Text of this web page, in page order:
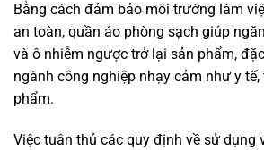
Bằng cách đảm bảo môi trường làm
an toàn, quần áo phòng sạch giúp
và ô nhiễm ngược trở lại sản phẩm,
ngành công nghiệp nhạy cảm như y
phẩm.
Việc tuân thủ các quy định về sử dụng